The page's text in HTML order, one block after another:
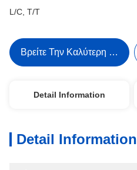
L/C, T/T
Βρείτε Την Καλύτερη Τιμή
Detail Information
Detail Information